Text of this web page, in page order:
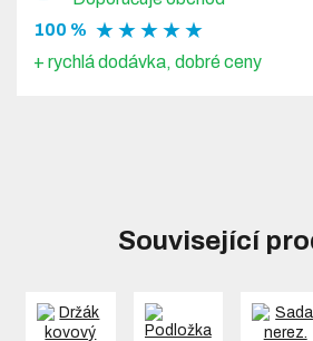
100 % ★ ★ ★ ★ ★
+ rychlá dodávka, dobré ceny
Související